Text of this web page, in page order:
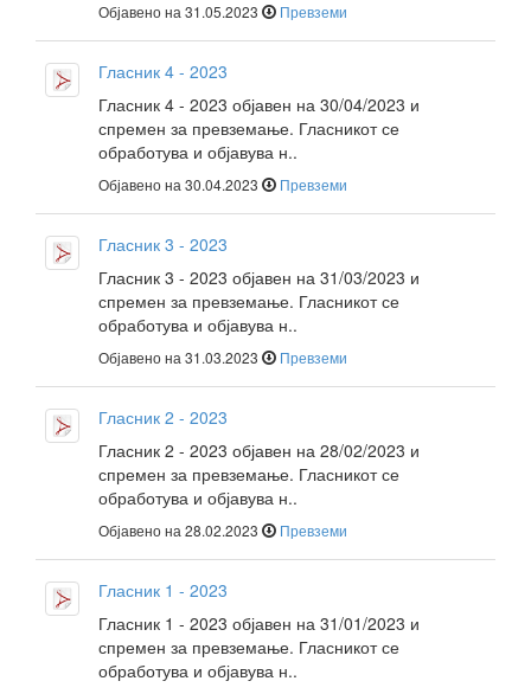
Објавено на 31.05.2023 Превземи
Гласник 4 - 2023
Гласник 4 - 2023 објавен на 30/04/2023 и
спремен за превземање. Гласникот се
обработува и објавува н..
Објавено на 30.04.2023 Превземи
Гласник 3 - 2023
Гласник 3 - 2023 објавен на 31/03/2023 и
спремен за превземање. Гласникот се
обработува и објавува н..
Објавено на 31.03.2023 Превземи
Гласник 2 - 2023
Гласник 2 - 2023 објавен на 28/02/2023 и
спремен за превземање. Гласникот се
обработува и објавува н..
Објавено на 28.02.2023 Превземи
Гласник 1 - 2023
Гласник 1 - 2023 објавен на 31/01/2023 и
спремен за превземање. Гласникот се
обработува и објавува н..